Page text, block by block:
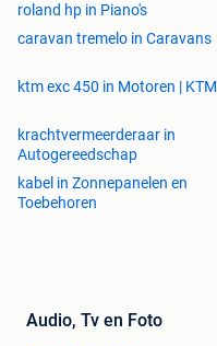
roland hp in Piano's
caravan tremelo in Caravans
ktm exc 450 in Motoren | KTM
krachtvermeerderaar in
Autogereedschap
kabel in Zonnepanelen en
Toebehoren
Audio, Tv en Foto